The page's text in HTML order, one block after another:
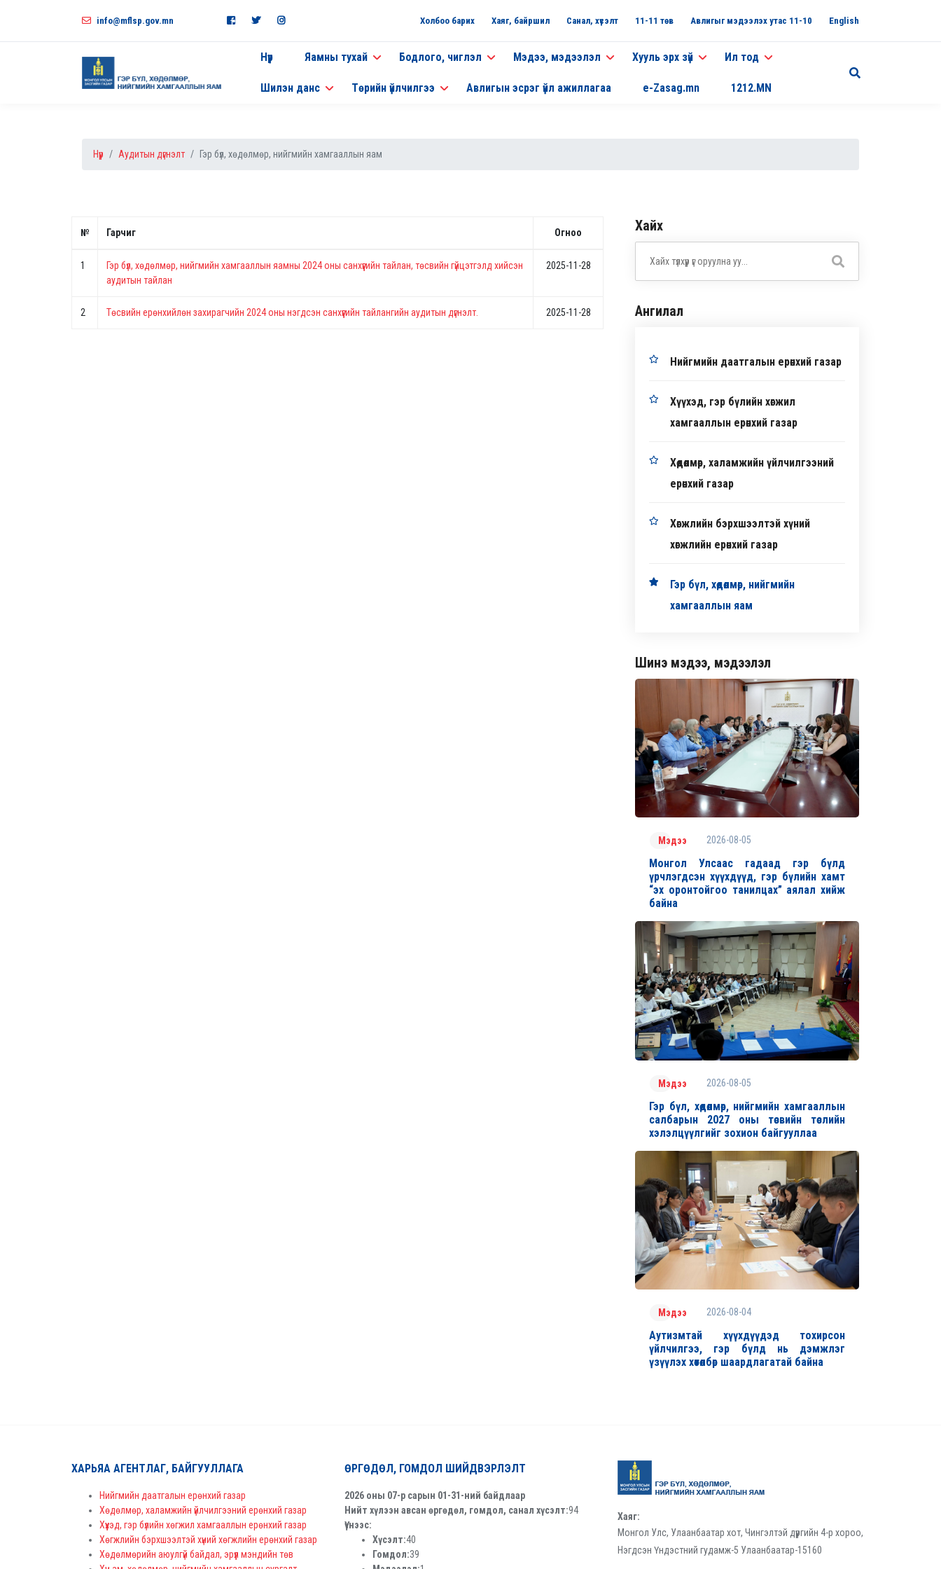
info@mflsp.gov.mn Холбоо барих Хаяг, байршил Санал, хүсэлт 11-11 төв Авлигыг мэдээлэх утас 11-10 English
Нүүр Яамны тухай Бодлого, чиглэл Мэдээ, мэдээлэл Хууль эрх зүй Ил тод
Шилэн данс Төрийн үйлчилгээ Авлигын эсрэг үйл ажиллагаа e-Zasag.mn 1212.MN
Нүүр Аудитын дүгнэлт Гэр бүл, хөдөлмөр, нийгмийн хамгааллын яам
№ Гарчиг Огноо
1
Гэр бүл, хөдөлмөр, нийгмийн хамгааллын яамны 2024 оны санхүүгийн тайлан, төсвийн гүйцэтгэлд хийсэн
аудитын тайлан
2025-11-28
2 Төсвийн ерөнхийлөн захирагчийн 2024 оны нэгдсэн санхүүгийн тайлангийн аудитын дүгнэлт. 2025-11-28
Хайх
Ангилал
Нийгмийн даатгалын ерөнхий газар
Хүүхэд, гэр бүлийн хөгжил
хамгааллын ерөнхий газар
Хөдөлмөр, халамжийн үйлчилгээний
ерөнхий газар
Хөгжлийн бэрхшээлтэй хүний
хөгжлийн ерөнхий газар
Гэр бүл, хөдөлмөр, нийгмийн
хамгааллын яам
Шинэ мэдээ, мэдээлэл
Мэдээ 2026-08-05
Монгол Улсаас гадаад гэр бүлд
үрчлэгдсэн хүүхдүүд, гэр бүлийн хамт
“эх оронтойгоо танилцах” аялал хийж
байна
Мэдээ 2026-08-05
Гэр бүл, хөдөлмөр, нийгмийн хамгааллын
салбарын 2027 оны төсвийн төслийн
хэлэлцүүлгийг зохион байгууллаа
Мэдээ 2026-08-04
Аутизмтай хүүхдүүдэд тохирсон
үйлчилгээ, гэр бүлд нь дэмжлэг
үзүүлэх хөтөлбөр шаардлагатай байна
ХАРЬЯА АГЕНТЛАГ, БАЙГУУЛЛАГА
Нийгмийн даатгалын ерөнхий газар
Хөдөлмөр, халамжийн үйлчилгээний ерөнхий газар
Хүүхэд, гэр бүлийн хөгжил хамгааллын ерөнхий газар
Хөгжлийн бэрхшээлтэй хүний хөгжлийн ерөнхий газар
Хөдөлмөрийн аюулгүй байдал, эрүүл мэндийн төв
ӨРГӨДӨЛ, ГОМДОЛ ШИЙДВЭРЛЭЛТ
2026 оны 07-р сарын 01-31-ний байдлаар
Нийт хүлээн авсан өргөдөл, гомдол, санал хүсэлт:94
Үүнээс:
Хүсэлт:40
Гомдол:39
Хаяг:
Монгол Улс, Улаанбаатар хот, Чингэлтэй дүүргийн 4-р хороо,
Нэгдсэн Үндэстний гудамж-5 Улаанбаатар-15160